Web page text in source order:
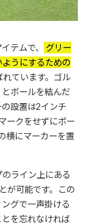
テムで、
グリー
うにするための
ています。ゴル
ボールを結んだ
設置は2インチ
ークをせずにボー
横にマーカーを置
ライン上にある
が可能です。この
グで一声掛ける
を忘れなければ